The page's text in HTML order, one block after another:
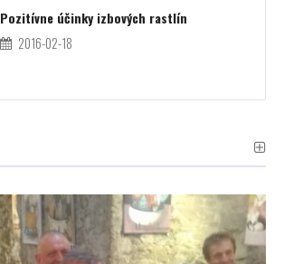
Pozitívne účinky izbových rastlín
2016-02-18